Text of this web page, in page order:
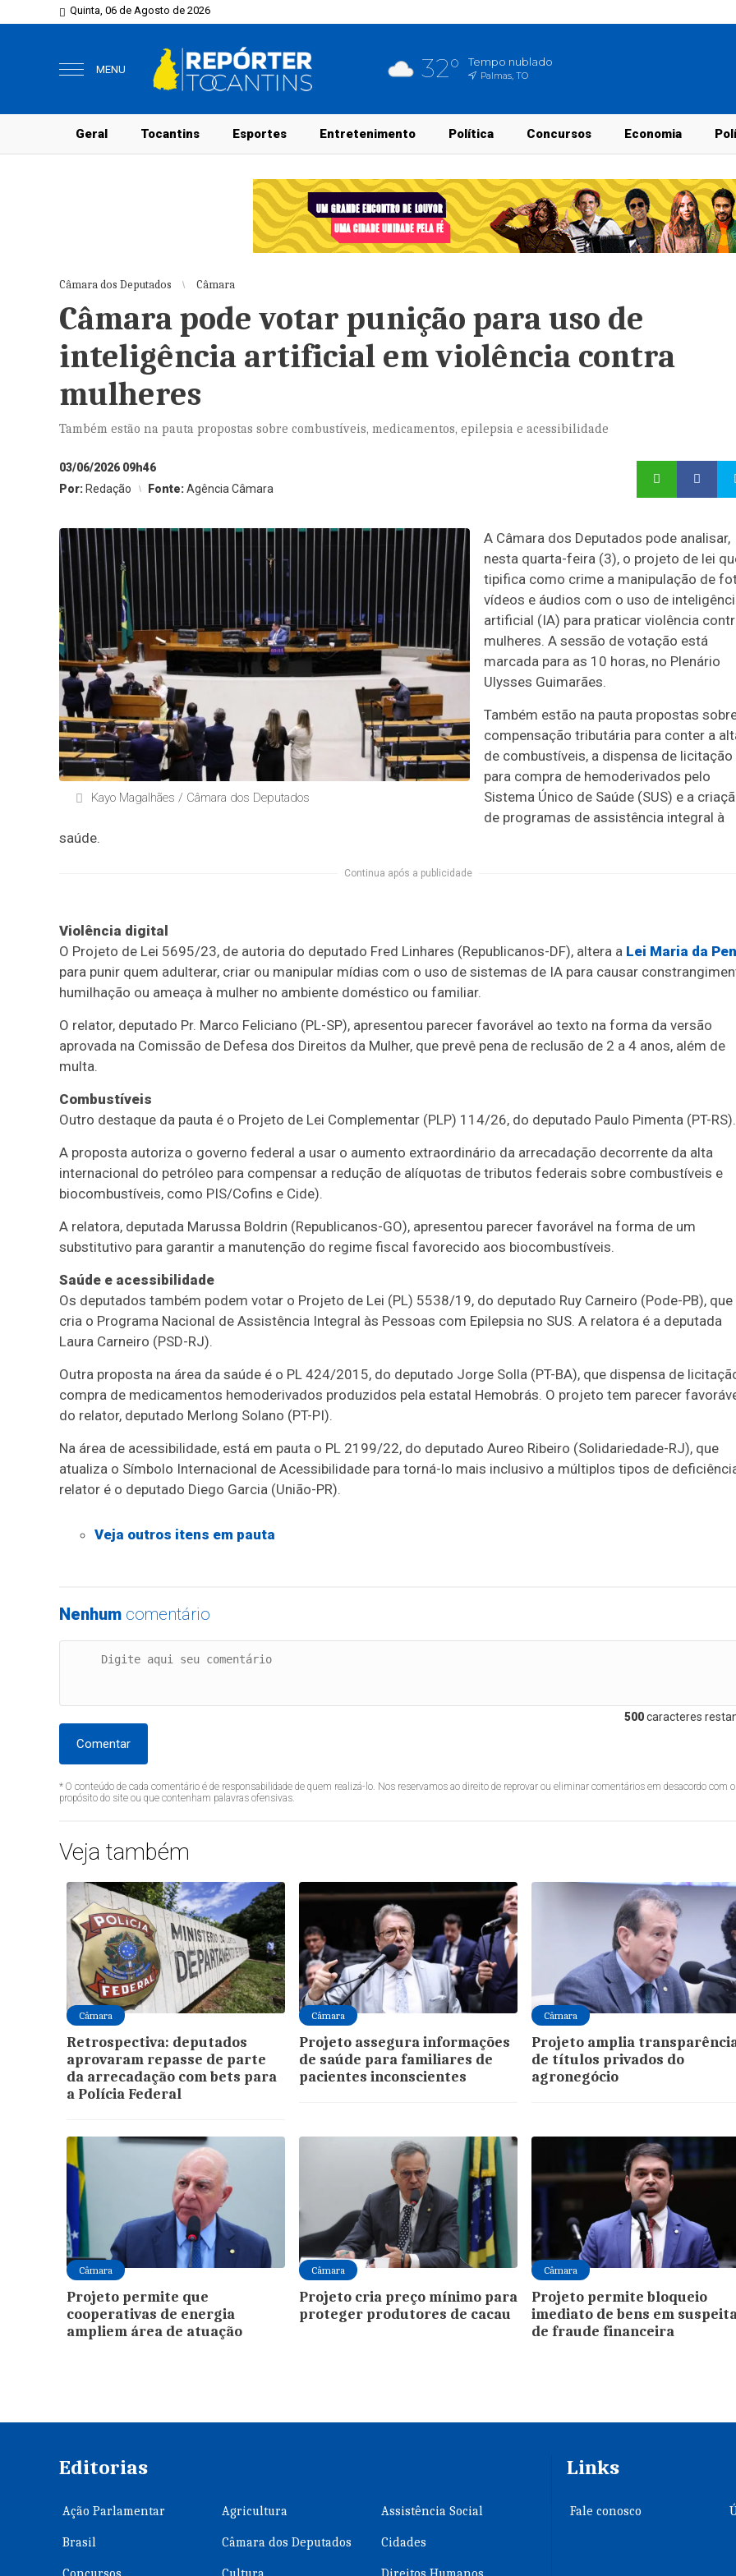
Quinta, 06 de Agosto de 2026
MENU 32° Tempo nublado
Palmas, TO
Geral Tocantins Esportes Entretenimento Política Concursos Economia
Câmara dos Deputados Câmara
Câmara pode votar punição para uso de
inteligência artificial em violência contra
mulheres
Também estão na pauta propostas sobre combustíveis, medicamentos, epilepsia e acessibilidade
03/06/2026 09h46
Por: Redação Fonte:Agência Câmara
Kayo Magalhães / Câmara dos Deputados
A Câmara dos Deputados pode analisar,
nesta quarta-feira (3), o projeto de lei
tipifica como crime a manipulação de
vídeos e áudios com o uso de
artificial (IA) para praticar violência
mulheres. A sessão de votação está
marcada para as 10 horas, no Plenário
Ulysses Guimarães.
Também estão na pauta propostas
compensação tributária para conter a
de combustíveis, a dispensa de licitação
para compra de hemoderivados pelo
Sistema Único de Saúde (SUS) e a
de programas de assistência integral à
saúde.
Continua após a publicidade
Violência digital
O Projeto de Lei 5695/23, de autoria do deputado Fred Linhares (Republicanos-DF), altera a Lei Maria da
para punir quem adulterar, criar ou manipular mídias com o uso de sistemas de IA para causar
humilhação ou ameaça à mulher no ambiente doméstico ou familiar.
O relator, deputado Pr. Marco Feliciano (PL-SP), apresentou parecer favorável ao texto na forma da versão
aprovada na Comissão de Defesa dos Direitos da Mulher, que prevê pena de reclusão de 2 a 4 anos, além de
multa.
Combustíveis
Outro destaque da pauta é o Projeto de Lei Complementar (PLP) 114/26, do deputado Paulo Pimenta (PT-RS).
A proposta autoriza o governo federal a usar o aumento extraordinário da arrecadação decorrente da alta
internacional do petróleo para compensar a redução de alíquotas de tributos federais sobre combustíveis e
biocombustíveis, como PIS/Cofins e Cide).
A relatora, deputada Marussa Boldrin (Republicanos-GO), apresentou parecer favorável na forma de um
substitutivo para garantir a manutenção do regime fiscal favorecido aos biocombustíveis.
Saúde e acessibilidade
Os deputados também podem votar o Projeto de Lei (PL) 5538/19, do deputado Ruy Carneiro (Pode-PB), que
cria o Programa Nacional de Assistência Integral às Pessoas com Epilepsia no SUS. A relatora é a deputada
Laura Carneiro (PSD-RJ).
Outra proposta na área da saúde é o PL 424/2015, do deputado Jorge Solla (PT-BA), que dispensa de
compra de medicamentos hemoderivados produzidos pela estatal Hemobrás. O projeto tem parecer
do relator, deputado Merlong Solano (PT-PI).
Na área de acessibilidade, está em pauta o PL 2199/22, do deputado Aureo Ribeiro (Solidariedade-RJ), que
atualiza o Símbolo Internacional de Acessibilidade para torná-lo mais inclusivo a múltiplos tipos de
relator é o deputado Diego Garcia (União-PR).
Veja outros itens em pauta
Nenhum comentário
500caracteres
Comentar
* O conteúdo de cada comentário é de responsabilidade de quem realizá-lo. Nos reservamos ao direito de reprovar ou eliminar comentários em desacordo com o
propósito do site ou que contenham palavras ofensivas.
Veja também
Câmara
Retrospectiva: deputados
aprovaram repasse de parte
da arrecadação com bets para
a Polícia Federal
Câmara
Projeto assegura informações
de saúde para familiares de
pacientes inconscientes
Câmara
Projeto amplia
de títulos privados do
agronegócio
Câmara
Projeto permite que
cooperativas de energia
ampliem área de atuação
Câmara
Projeto cria preço mínimo para
proteger produtores de cacau
Câmara
Projeto permite bloqueio
imediato de bens em
de fraude financeira
Editorias
Ação Parlamentar Agricultura Assistência Social
Brasil Câmara dos Deputados Cidades
Links
Fale conosco